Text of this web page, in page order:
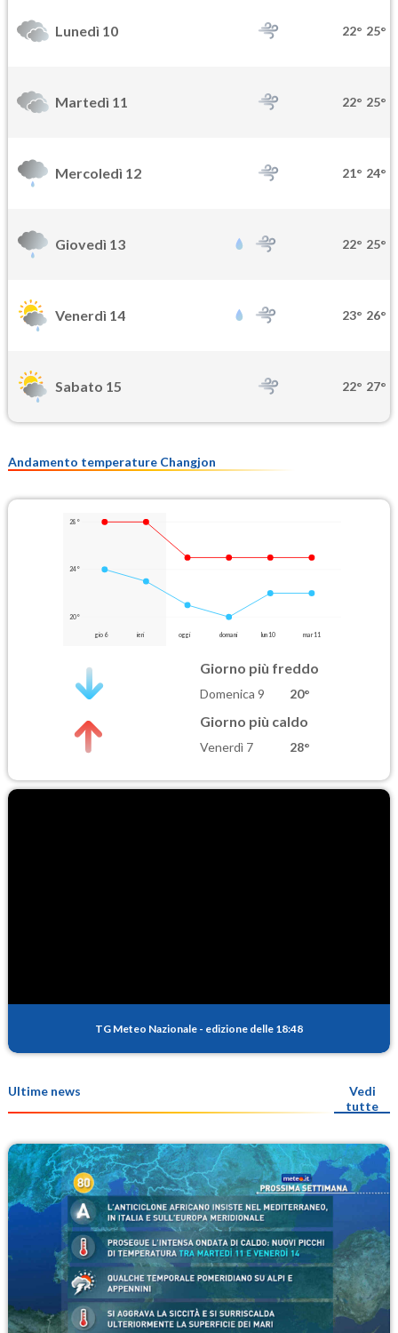
Lunedì 10 22° 25°
Martedì 11 22° 25°
Mercoledì 12 21° 24°
Giovedì 13 22° 25°
Venerdì 14 23° 26°
Sabato 15 22° 27°
Andamento temperature Changjon
28°
24°
20°
gio 6 ieri oggi domani lun 10 mar 11
Giorno più freddo
Domenica 9 20°
Giorno più caldo
Venerdì 7 28°
TG Meteo Nazionale - edizione delle 18:48
Ultime news
Vedi
tutte